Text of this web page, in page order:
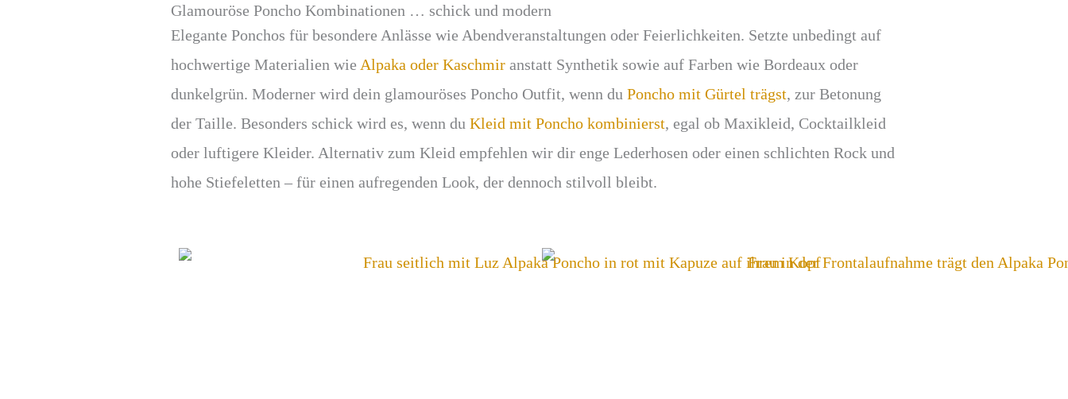
Glamouröse Poncho Kombinationen … schick und modern
Elegante Ponchos für besondere Anlässe wie Abendveranstaltungen oder Feierlichkeiten. Setzte unbedingt auf
hochwertige Materialien wie Alpaka oder Kaschmir anstatt Synthetik sowie auf Farben wie Bordeaux oder
dunkelgrün. Moderner wird dein glamouröses Poncho Outfit, wenn duPoncho mit Gürtel trägst, zur Betonung
der Taille. Besonders schick wird es, wenn duKleid mit Poncho kombinierst, egal ob Maxikleid, Cocktailkleid
oder luftigere Kleider. Alternativ zum Kleid empfehlen wir dir enge Lederhosen oder einen schlichten Rock und
hohe Stiefeletten – für einen aufregenden Look, der dennoch stilvoll bleibt.